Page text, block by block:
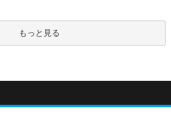
もっと見る